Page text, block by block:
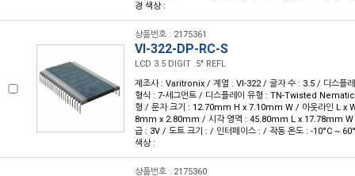
경 색상 :
상품번호 : 2175361
VI-322-DP-RC-S
LCD 3.5 DIGIT .5" REFL
제조사 : Varitronix / 계열 : VI-322 / 글자 수 : 3.5 / 디스플
형식 : 7-세그먼트 / 디스플레이 유형 : TN-Twisted
형 / 문자 크기 : 12.70mm H x 7.10mm W / 아웃라인 L x
8mm x 2.80mm / 시각 영역 : 45.80mm L x 17.78mm W
급 : 3V / 도트 크기 : / 인터페이스 : / 작동 온도 : -10°C ~
색상 :
상품번호 : 2175360